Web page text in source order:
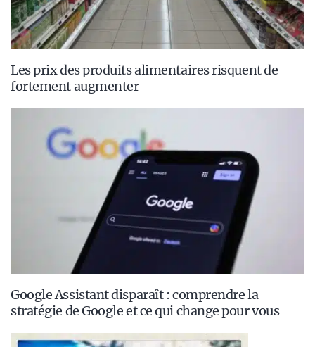
Les prix des produits alimentaires risquent de
fortement augmenter
Google Assistant disparaît : comprendre la
stratégie de Google et ce qui change pour vous